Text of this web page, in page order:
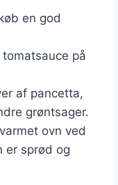
en god
på
af pancetta,
grøntsager.
ovn ved
er sprød og